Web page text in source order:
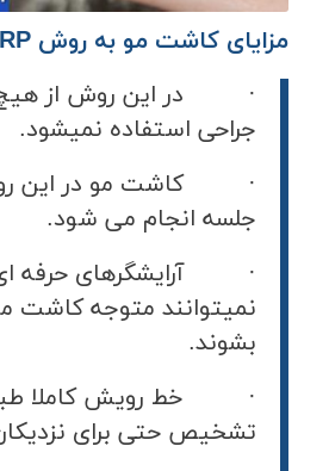
مزایای کاشت مو به روش HRP
· در این روش از هیچ
جراحی استفاده نمیشود.
· کاشت مو در این
جلسه انجام می شود.
· آرایشگرهای حرفه
نمیتوانند متوجه کاشت
بشوند.
· خط رویش کاملا
تشخیص حتی برای